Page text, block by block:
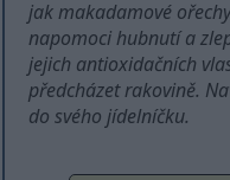
jak makadamové
napomoci hubnutí a
jejich antioxidačních
předcházet rakovině.
do svého jídelníčku.